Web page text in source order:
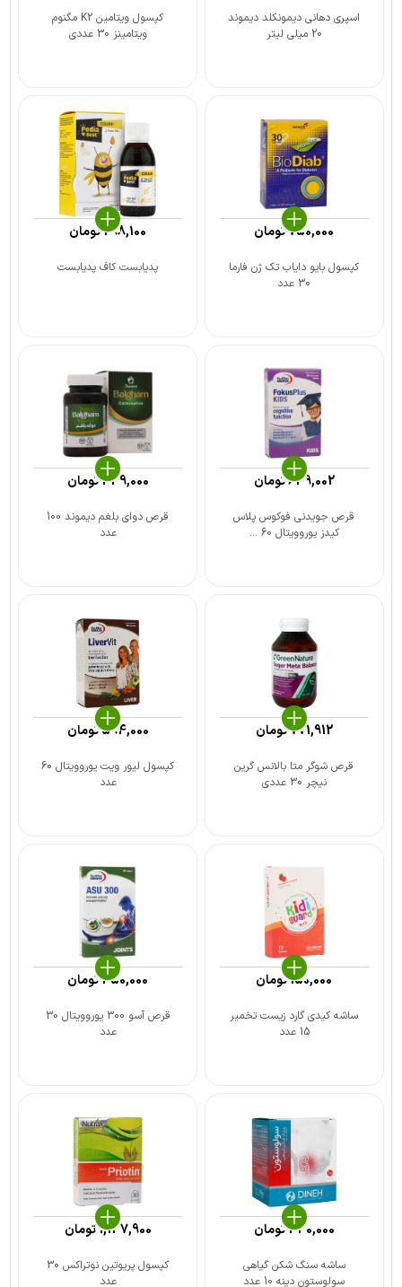
اسپری دهانی دیمونکلد دیموند
20 میلی لیتر
کپسول ویتامین K2 مگنوم
ویتامینز 30 عددی
کپسول بایو دایاب تک ژن فارما
30 عدد
750,000تومان
پدیابست کاف پدیابست
298,100تومان
قرص جویدنی فوکوس پلاس
کیدز یوروویتال 60 ...
649,002تومان
قرص دوای بلغم دیموند 100
عدد
349,000تومان
قرص شوگر متا بالانس گرین
نیچر 30 عددی
771,912تومان
کپسول لیور ویت یوروویتال 60
عدد
594,000تومان
ساشه کیدی گارد زیست تخمیر
15 عدد
150,000تومان
قرص آسو 300 یوروویتال 30
عدد
450,000تومان
ساشه سنگ شکن گیاهی
سولوستون دینه 10 عدد
440,000تومان
کپسول پریوتین نوتراکس 30
عدد
1,137,900تومان